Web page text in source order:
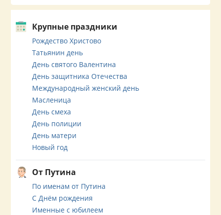
Крупные праздники
Рождество Христово
Татьянин день
День святого Валентина
День защитника Отечества
Международный женский день
Масленица
День смеха
День полиции
День матери
Новый год
От Путина
По именам от Путина
С Днём рождения
Именные с юбилеем